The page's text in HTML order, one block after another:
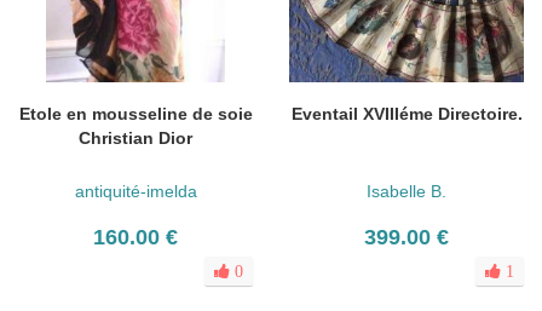
Etole en mousseline de soie
Christian Dior
antiquité-imelda
160.00 €
0
Eventail XVIIIéme Directoire.
Isabelle B.
399.00 €
1